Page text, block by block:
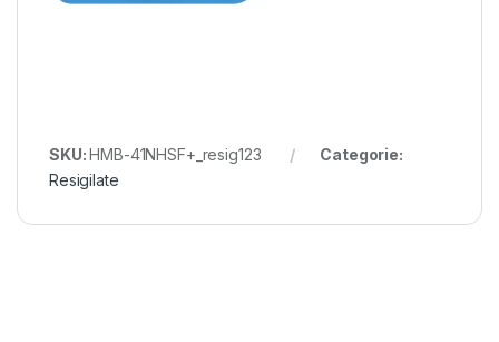
SKU:HMB-41NHSF+_resig123
Categorie:
Resigilate